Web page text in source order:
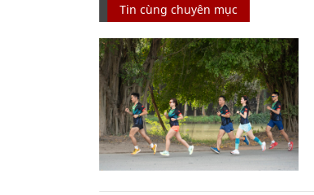
Tin cùng chuyên mục